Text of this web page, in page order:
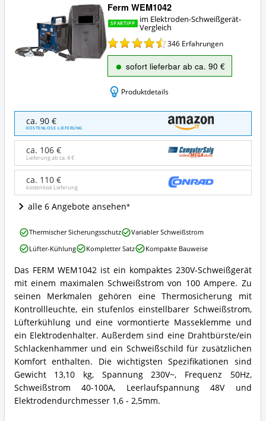
Ferm WEM1042
SPARTIPP
im Elektroden-Schweißgerät-
Vergleich
346 Erfahrungen
sofort lieferbar ab ca. 90 €
Produktdetails
WEM1042
Angebote:
dieses
Elektroden-
Schweißgerät
erhältlich?
ca. 90 €
KOSTENLOSE LIEFERUNG
ca. 106 €
Lieferung ab ca.4 €
ca. 110 €
kostenlose Lieferung
alle 6 Angebote ansehen
Ferm
WEM1042
Zusammenfassung:
Was
bietet
dieses
Elektroden-
Schweißgerät?
Das FERM WEM1042 ist ein kompaktes 230V-Schweißgerät
mit einem maximalen Schweißstrom von 100 Ampere. Zu
seinen Merkmalen gehören eine Thermosicherung mit
Kontrollleuchte, ein stufenlos einstellbarer Schweißstrom,
Lüfterkühlung und eine vormontierte Masseklemme und
ein Elektrodenhalter. Außerdem sind eine Drahtbürste/ein
Schlackenhammer und ein Schweißschild für zusätzlichen
Komfort enthalten. Die wichtigsten Spezifikationen sind
Gewicht 13,10 kg, Spannung 230V~, Frequenz 50Hz,
Schweißstrom 40-100A, Leerlaufspannung 48V und
Elektrodendurchmesser 1,6 - 2,5mm.
Ferm
WEM1042
Vorteile:
spricht
für
dieses
Elektroden-
Schweißgerät?
Thermischer Sicherungsschutz
Variabler Schweißstrom
Lüfter-Kühlung
Kompletter Satz Kompakte Bauweise